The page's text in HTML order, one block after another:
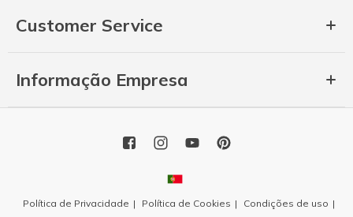
Customer Service
Informação Empresa
Política de Privacidade Política de Cookies Condições de uso